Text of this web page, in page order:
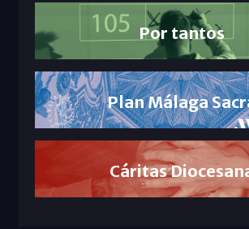
Por tantos
Plan Málaga
Cáritas